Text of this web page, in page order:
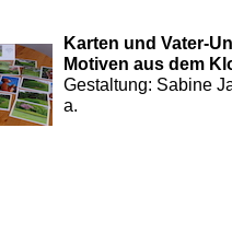
Karten und Vater-
Motiven aus dem
Gestaltung: Sabine
a.